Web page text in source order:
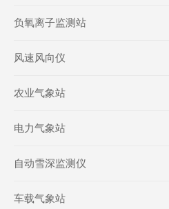
负氧离子监测站
风速风向仪
农业气象站
电力气象站
自动雪深监测仪
车载气象站